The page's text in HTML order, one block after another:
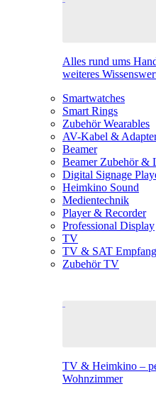
Alles rund ums
weiteres
Smartwatches
Smart Rings
Zubehör Wearables
AV-Kabel &
Beamer
Beamer Zubehör &
Digital Signage
Heimkino Sound
Medientechnik
Player & Recorder
Professional Display
TV
TV & SAT
Zubehör TV
TV & Heimkino –
Wohnzimmer